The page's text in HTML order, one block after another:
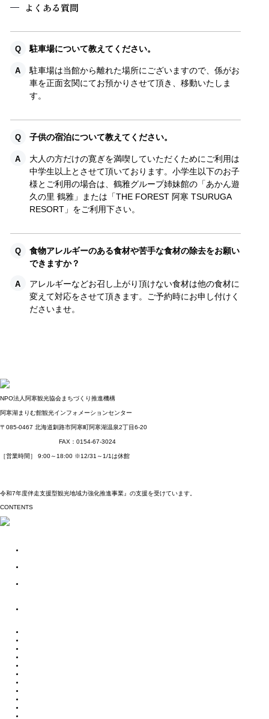
よくある質問
駐車場について教えてください。
駐車場は当館から離れた場所にございますので、係がお
車を正面玄関にてお預かりさせて頂き、移動いたしま
す。
子供の宿泊について教えてください。
大人の方だけの寛ぎを満喫していただくためにご利用は
中学生以上とさせて頂いております。小学生以下のお子
様とご利用の場合は、鶴雅グループ姉妹館の「あかん遊
久の里 鶴雅」または「THE FOREST 阿寒 TSURUGA
RESORT」をご利用下さい。
食物アレルギーのある食材や苦手な食材の除去をお願い
できますか？
アレルギーなどお召し上がり頂けない食材は他の食材に
変えて対応をさせて頂きます。ご予約時にお申し付けく
ださいませ。
NPO法人阿寒観光協会まちづくり推進機構
阿寒湖まりむ館観光インフォメーションセンター
〒085-0467 北海道釧路市阿寒町阿寒湖温泉2丁目6-20
FAX：0154-67-3024
［営業時間］ 9:00～18:00 ※12/31～1/1は休館
令和7年度伴走支援型観光地域力強化推進事業』の支援を受けています。
CONTENTS